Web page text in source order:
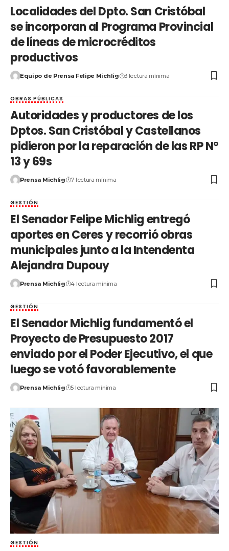
Localidades del Dpto. San Cristóbal
se incorporan al Programa Provincial
de líneas de microcréditos
productivos
Equipo de Prensa Felipe Michlig 3 lectura mínima
OBRAS PÚBLICAS
Autoridades y productores de los
Dptos. San Cristóbal y Castellanos
pidieron por la reparación de las RP N°
13 y 69s
Prensa Michlig 7 lectura mínima
GESTIÓN
El Senador Felipe Michlig entregó
aportes en Ceres y recorrió obras
municipales junto a la Intendenta
Alejandra Dupouy
Prensa Michlig 4 lectura mínima
GESTIÓN
El Senador Michlig fundamentó el
Proyecto de Presupuesto 2017
enviado por el Poder Ejecutivo, el que
luego se votó favorablemente
Prensa Michlig 5 lectura mínima
GESTIÓN